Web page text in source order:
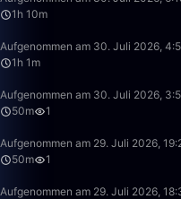
1h 10m
Aufgenommen am 30. Juli 2026,
1h 1m
Aufgenommen am 30. Juli 2026,
50m
1
Aufgenommen am 29. Juli 2026,
50m
1
Aufgenommen am 29. Juli 2026,